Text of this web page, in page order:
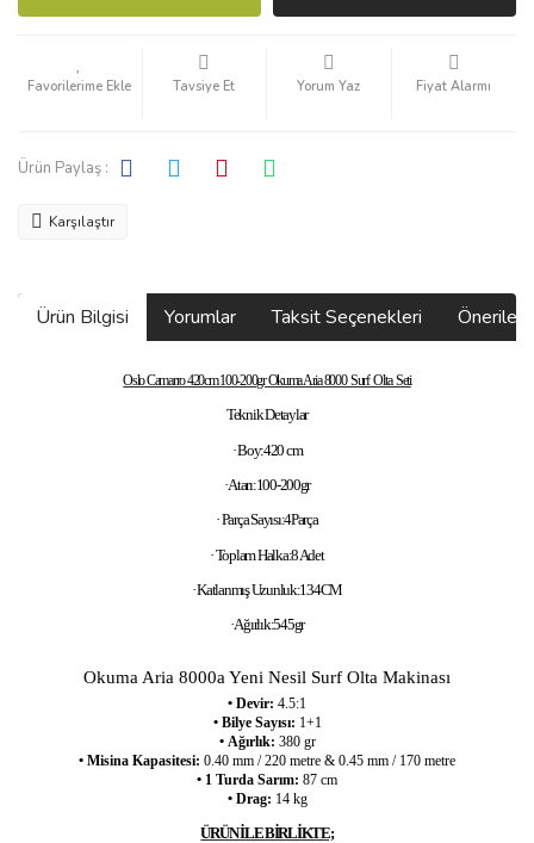
Tavsiye Et Yorum Yaz Fiyat Alarmı
Ürün Paylaş :
Karşılaştır
Ürün Bilgisi Yorumlar Taksit Seçenekleri
Oslo Camarro 420cm 100-200gr Okuma Aria 8000 Surf Olta Seti
Teknik Detaylar
· Boy:420 cm
· Atarı:100-200gr
· Parça Sayısı:4Parça
· Toplam Halka:8 Adet
· Katlanmış Uzunluk:134CM
· Ağırlık:545gr
Okuma Aria 8000a Yeni Nesil Surf Olta Makinası
• Devir: 4.5:1
• Bilye Sayısı: 1+1
• Ağırlık: 380 gr
• Misina Kapasitesi: 0.40 mm / 220 metre & 0.45 mm / 170 metre
• 1 Turda Sarım: 87 cm
• Drag: 14 kg
ÜRÜN İLE BİRLİKTE;